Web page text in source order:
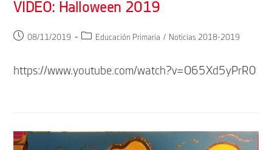
VIDEO: Halloween 2019
Publicación
entrada:
08/11/2019
Categoría
entrada:
Educación Primaria / Noticias 2018-2019
https://www.youtube.com/watch?v=O65Xd5yPrR0